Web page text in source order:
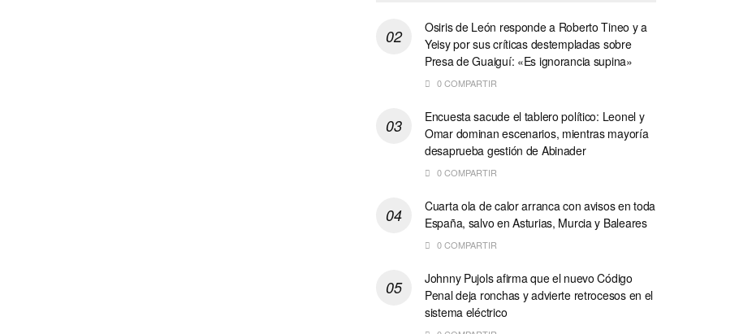
Osiris de León responde a Roberto Tineo y a
Yeisy por sus críticas destempladas sobre
Presa de Guaiguí: «Es ignorancia supina»
0 COMPARTIR
Encuesta sacude el tablero político: Leonel y
Omar dominan escenarios, mientras mayoría
desaprueba gestión de Abinader
0 COMPARTIR
Cuarta ola de calor arranca con avisos en toda
España, salvo en Asturias, Murcia y Baleares
0 COMPARTIR
Johnny Pujols afirma que el nuevo Código
Penal deja ronchas y advierte retrocesos en el
sistema eléctrico